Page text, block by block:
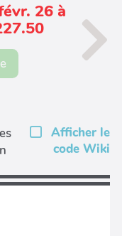
26 à
Afficher le
code Wiki